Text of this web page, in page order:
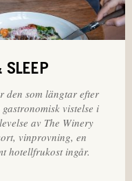
den som längtar efter
vistelse i
av The Winery
vinprovning, en
hotellfrukost ingår.